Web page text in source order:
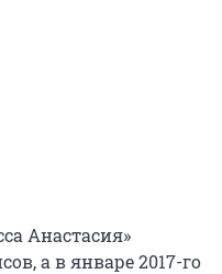
Анастасия»
а в январе 2017-го